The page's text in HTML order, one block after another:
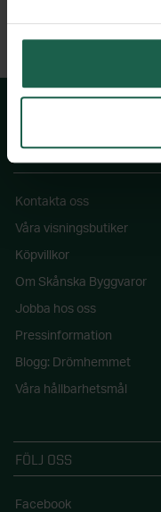
Kontakta oss
Våra visningsbutiker
Köpvillkor
Om Skånska Byggvaror
Jobba hos oss
Pressinformation
Blogg: Drömhemmet
Våra hållbarhetsmål
FÖLJ OSS
Facebook